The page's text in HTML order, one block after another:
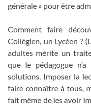
générale » pour être
Comment faire
Collégien, un Lycéen ?
adultes mérite un
que le pédagogue
solutions. Imposer la
faire connaître à tous,
fait même de les avoir